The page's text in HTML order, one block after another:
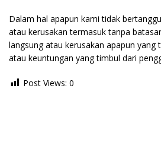
Dalam hal apapun kami tidak
atau kerusakan termasuk tanpa
langsung atau kerusakan apapun yang
atau keuntungan yang timbul dari
Post Views: 0